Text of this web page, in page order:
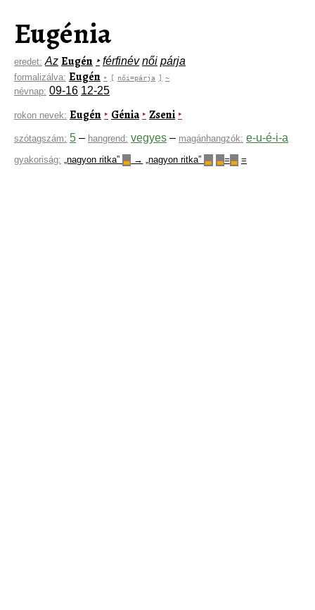
Eugénia
eredet: Az Eugén ‣ férfinév női párja
formalizálva: Eugén ‣ [ női=párja ] ~
névnap: 09-16 12-25
rokon nevek: Eugén ‣ Génia ‣ Zseni ‣
szótagszám: 5 – hangrend: vegyes – magánhangzók: e-u-é-i-a
gyakoriság: „nagyon ritka” ▃ → „nagyon ritka” ▃ ▃= ▃ =